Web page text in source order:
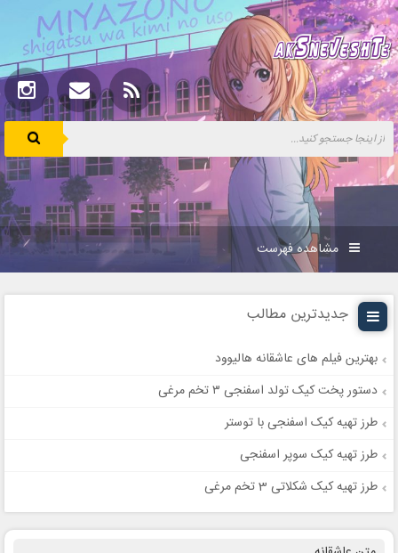
مشاهده فهرست
جدیدترین مطالب
بهترین فیلم های عاشقانه هالیوود
دستور پخت کیک تولد اسفنجی ۳ تخم مرغی
طرز تهیه کیک اسفنجی با توستر
طرز تهیه کیک سوپر اسفنجی
طرز تهیه کیک شکلاتی 3 تخم مرغی